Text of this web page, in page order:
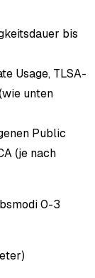
bis
Usage, TLSA-
unten
Public
(je nach
0-3